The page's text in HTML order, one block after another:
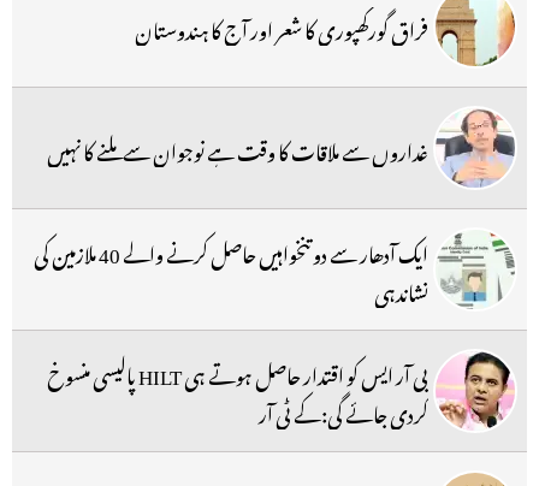
فراق گورکھپوری کا شعر اور آج کا ہندوستان
غداروں سے ملاقات کا وقت ہے نوجوان سے ملنے کا نہیں
ایک آدھار سے دو تنخواہیں حاصل کرنے والے 40 ملازمین کی
نشاندہی
بی آر ایس کو اقتدار حاصل ہوتے ہی HILT پالیسی منسوخ
کردی جائے گی:کے ٹی آر